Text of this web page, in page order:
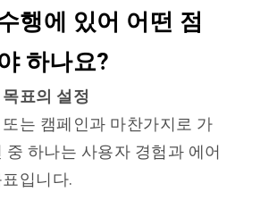
행에 있어 어떤 점
하나요?
표의 설정
는 캠페인과 마찬가지로 가
중 하나는 사용자 경험과 에어
입니다.